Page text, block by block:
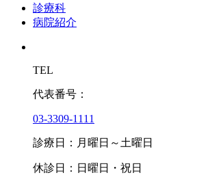
診療科
病院紹介
TEL
代表番号：
03-3309-1111
診療日：月曜日～土曜日
休診日：日曜日・祝日